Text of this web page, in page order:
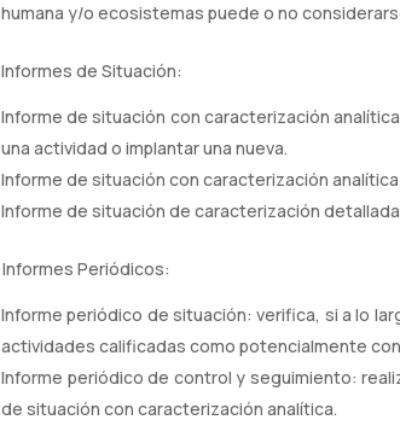
humana y/o ecosistemas puede o no
Informes de Situación:
Informe de situación con caracterización
una actividad o implantar una nueva.
Informe de situación con caracterización
Informe de situación de caracterización
Informes Periódicos:
Informe periódico de situación: verifica, si a lo
actividades calificadas como potencialmente
Informe periódico de control y seguimiento:
de situación con caracterización analítica.